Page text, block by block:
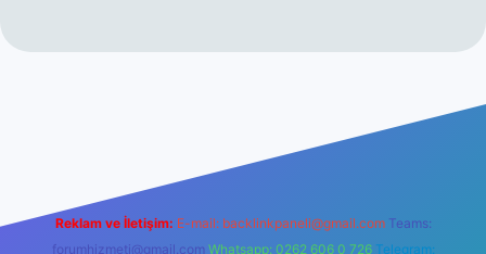
Reklam ve İletişim: E-mail: backlinkpaneli@gmail.com Teams:
forumhizmeti@gmail.com Whatsapp: 0262 606 0 726 Telegram: